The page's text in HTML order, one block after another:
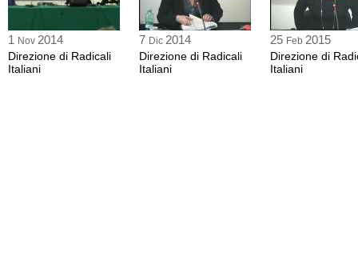
1 Nov 2014
Direzione di Radicali
Italiani
7 Dic 2014
Direzione di Radicali
Italiani
25 Feb 2015
Direzione di
Italiani